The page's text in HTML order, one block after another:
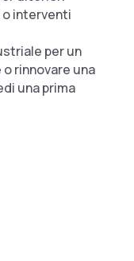
interventi
per un
rinnovare una
una prima